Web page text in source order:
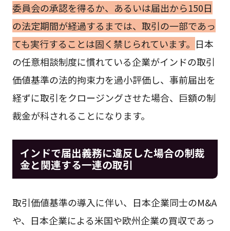
委員会の承認を得るか、あるいは届出から150日
の法定期間が経過するまでは、取引の一部であっ
ても実行することは固く禁じられています。 日本
の任意相談制度に慣れている企業がインドの取引
価値基準の法的拘束力を過小評価し、事前届出を
経ずに取引をクロージングさせた場合、巨額の制
裁金が科されることになります。
インドで届出義務に違反した場合の制裁
金と関連する一連の取引
取引価値基準の導入に伴い、日本企業同士のM&A
や、日本企業による米国や欧州企業の買収であっ